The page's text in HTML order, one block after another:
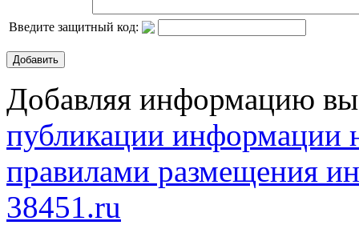
Введите защитный код:
Добавить
Добавляя информацию вы
публикации
правилами размещения
38451.ru